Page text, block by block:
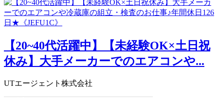
【20~40代活躍中】【未経験OK×土日祝
休み】大手メーカーでのエアコンや...
UTエージェント株式会社